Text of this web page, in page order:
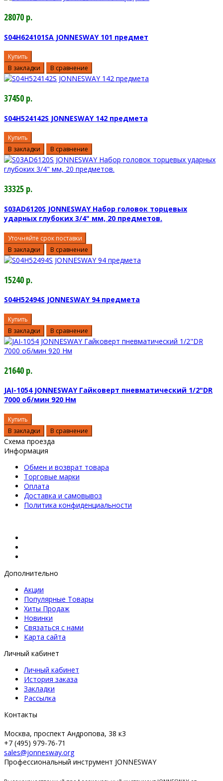
28070 р.
S04H624101SA JONNESWAY 101 предмет
Купить
В закладки
В сравнение
37450 р.
S04H524142S JONNESWAY 142 предмета
Купить
В закладки
В сравнение
33325 р.
S03AD6120S JONNESWAY Набор головок торцевых
ударных глубоких 3/4" мм, 20 предметов.
Уточняйте срок поставки
В закладки
В сравнение
15240 р.
S04H52494S JONNESWAY 94 предмета
Купить
В закладки
В сравнение
21640 р.
JAI-1054 JONNESWAY Гайковерт пневматический 1/2"DR
7000 об/мин 920 Нм
Купить
В закладки
В сравнение
Схема проезда
Информация
Обмен и возврат товара
Торговые марки
Оплата
Доставка и самовывоз
Политика конфиденциальности
Дополнительно
Акции
Популярные Товары
Хиты Продаж
Новинки
Связаться с нами
Карта сайта
Личный кабинет
Личный кабинет
История заказа
Закладки
Рассылка
Контакты
Москва, проспект Андропова, 38 к3
+7 (495) 979-76-71
sales@jonnesway.org
Профессиональный инструмент JONNESWAY